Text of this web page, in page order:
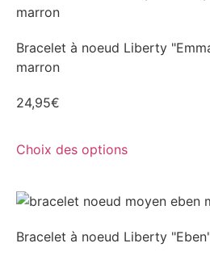
Bracelet à noeud Liberty
marron
24,95€
Choix des options
Bracelet à noeud Liberty